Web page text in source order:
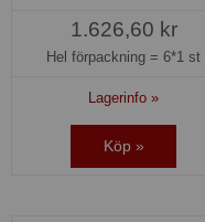
1.626,60 kr
Hel förpackning = 6*1 st
Lagerinfo »
Köp »